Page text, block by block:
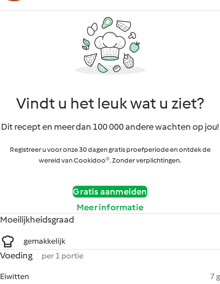
Vindt u het leuk wat u ziet?
Dit recept en meer dan 100 000 andere wachten op jou!
Registreer u voor onze 30 dagen gratis proefperiode en ontdek de
wereld van Cookidoo®. Zonder verplichtingen.
Gratis aanmelden
Meer informatie
Moeilijkheidsgraad
gemakkelijk
Voeding per 1 portie
Eiwitten
7 g